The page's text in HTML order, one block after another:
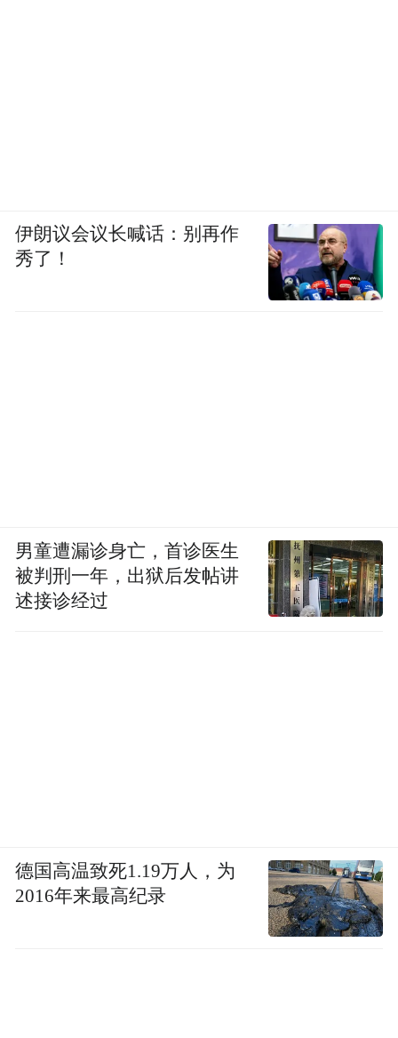
伊朗议会议长喊话：别再作
秀了！
男童遭漏诊身亡，首诊医生
被判刑一年，出狱后发帖讲
述接诊经过
德国高温致死1.19万人，为
2016年来最高纪录